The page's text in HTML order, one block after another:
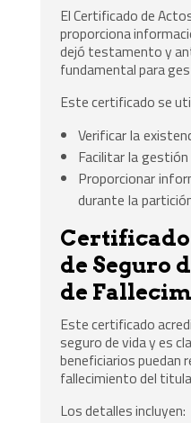
El Certificado de
proporciona
dejó testamento y
fundamental para
Este certificado se
Verificar la
Facilitar la gestión
Proporcionar
durante la
de Seguro
de
Este certificado
seguro de vida y es
beneficiarios puedan
fallecimiento del
Los detalles incluyen: